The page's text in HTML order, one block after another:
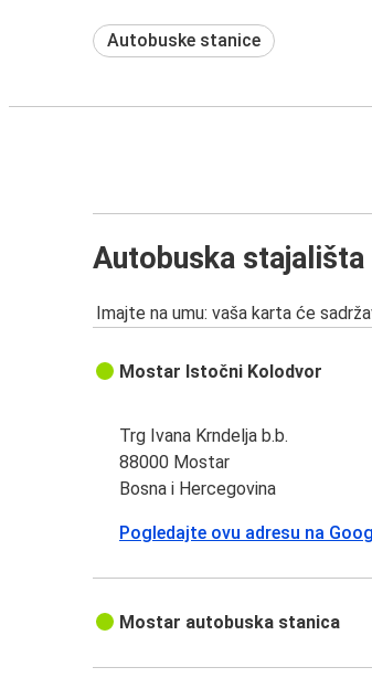
Autobuske stanice
Autobuska
Imajte na umu: vaša karta će
Mostar Istočni Kolodvor
Trg Ivana Krndelja b.b.
88000 Mostar
Bosna i Hercegovina
Pogledajte ovu adresu na
Mostar autobuska stanica